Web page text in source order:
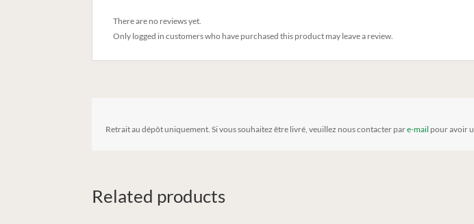
There are no reviews yet.
Only logged in customers who have purchased this product may leave a review.
Retrait au dépôt uniquement. Si vous souhaitez être livré, veuillez nous contacter pare-mail pour avoir
Related products